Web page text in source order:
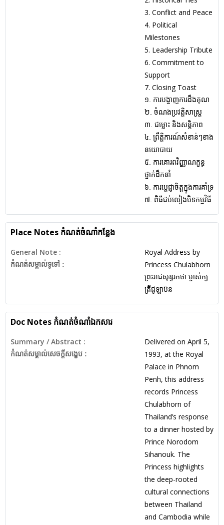
3. Conflict and Peace
4. Political
Milestones
5. Leadership Tribute
6. Commitment to
Support
7. Closing Toast
១. ការបង្ហាញការដឹងគុណ
២. ចំណងប្រវត្តិសាស្ត្រ
៣. ជម្លោះ និងសន្តិភាព
៤. ព្រឹត្តិការណ៍សំខាន់ៗខាង
នយោបាយ
៥. ការគោរពវិញ្ញាណក្ខន្ធ
ថ្នាក់ដឹកនាំ
៦. ការប្តេជ្ញាចិត្តក្នុងការគាំទ្រ
៧. ពិធីជប់លៀងបិទកម្មវិធី
Place Notes កំណត់ចំណាំកន្លែង
General Note :
កំណត់សម្គាល់ទូទៅ :
Royal Address by
Princess Chulabhorn
ព្រះរាជសុន្ទរកថា ម្ចាស់ក្ស
ត្រីជូឡាប៊ន
Doc Notes កំណត់ចំណាំឯកសារ
Summary / Abstract :
កំណត់សម្គាល់សេចក្ដីសង្ខេប :
Delivered on April 5,
1993, at the Royal
Palace in Phnom
Penh, this address
records Princess
Chulabhorn of
Thailand’s response
to a dinner hosted by
Prince Norodom
Sihanouk. The
Princess highlights
the deep-rooted
cultural connections
between Thailand
and Cambodia while